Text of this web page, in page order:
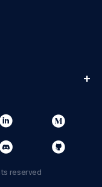
+
reserved